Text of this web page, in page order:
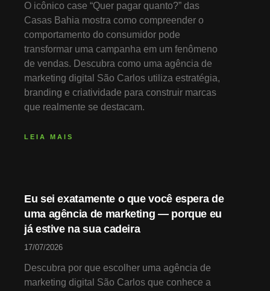
O icônico case “Quer pagar quanto?” das
Casas Bahia mostra como compreender o
comportamento do consumidor pode
transformar uma campanha em um fenômeno
de vendas. Descubra como uma agência de
marketing digital São Carlos utiliza estratégia,
branding e criatividade para construir marcas
que realmente se destacam.
LEIA MAIS
Eu sei exatamente o que você espera de
uma agência de marketing — porque eu
já estive na sua cadeira
17/07/2026
Descubra por que escolher uma agência de
marketing digital São Carlos que conhece a